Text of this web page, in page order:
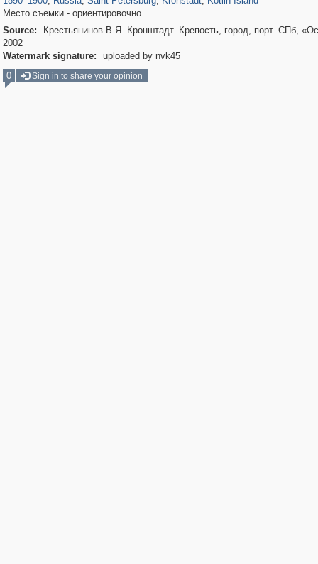
Место съемки - ориентировочно
Source:
Крестьянинов В.Я. Кронштадт. Крепость, город, порт. СПб,
2002
Watermark signature:
uploaded by nvk45
0
Sign in to share your opinion